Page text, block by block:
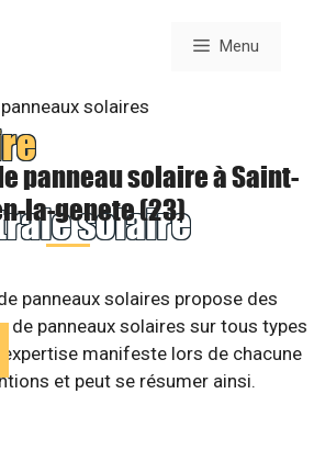
Menu
solaire
panneau solaire à Saint-
la-genete (23)
panneaux solaires propose des
de panneaux solaires sur tous types
manifeste lors de chacune
et peut se résumer ainsi.